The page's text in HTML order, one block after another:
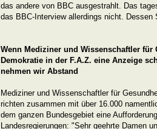
das andere von BBC ausgestrahlt. Das
das BBC-Interview allerdings nicht.
Wenn Mediziner und Wissenschaftler für
Demokratie in der F.A.Z. eine Anzeige
nehmen wir Abstand
Mediziner und Wissenschaftler für
richten zusammen mit über 16.000
dem ganzen Bundesgebiet eine
Landesregierungen: "Sehr geehrte Damen